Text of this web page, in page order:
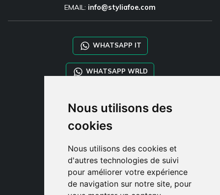
Nous utilisons des
cookies
Nous utilisons des cookies et
d'autres technologies de suivi
pour améliorer votre expérience
de navigation sur notre site, pour
EMAIL: info@styliafoe.com
WHATSAPP IT
WHATSAPP WRLD
STYLIA SERVICES
SHOP B2B
TAYLOR MADE ORDERS
CLIENT
ENREGISTRE-TOI
ACCÈS